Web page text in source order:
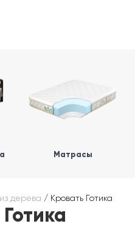
Матрасы
дерева / Кровать Готика